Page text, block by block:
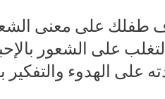
طفلك على معنى
على الشعور
على الهدوء